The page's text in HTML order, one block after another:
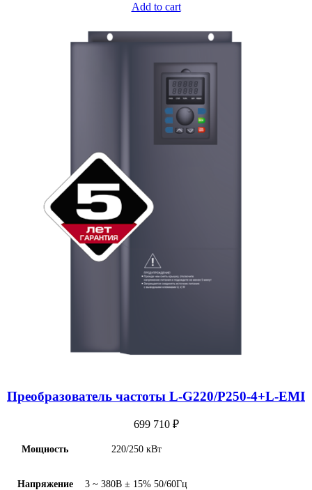
Add to cart
Преобразователь частоты L-G220/P250-4+L-EMI
699 710 ₽
Мощность 220/250 кВт
Напряжение 3 ~ 380В ± 15% 50/60Гц